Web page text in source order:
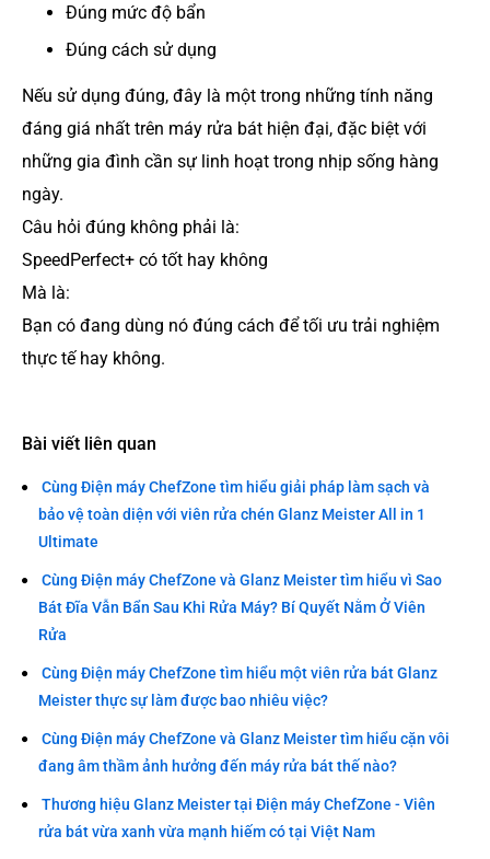
Đúng mức độ bẩn
Đúng cách sử dụng
Nếu sử dụng đúng, đây là một trong những tính năng
đáng giá nhất trên máy rửa bát hiện đại, đặc biệt với
những gia đình cần sự linh hoạt trong nhịp sống hàng
ngày.
Câu hỏi đúng không phải là:
SpeedPerfect+ có tốt hay không
Mà là:
Bạn có đang dùng nó đúng cách để tối ưu trải nghiệm
thực tế hay không.
Bài viết liên quan
Cùng Điện máy ChefZone tìm hiểu giải pháp làm sạch và
bảo vệ toàn diện với viên rửa chén Glanz Meister All in 1
Ultimate
Cùng Điện máy ChefZone và Glanz Meister tìm hiểu vì Sao
Bát Đĩa Vẫn Bẩn Sau Khi Rửa Máy? Bí Quyết Nằm Ở Viên
Rửa
Cùng Điện máy ChefZone tìm hiểu một viên rửa bát Glanz
Meister thực sự làm được bao nhiêu việc?
Cùng Điện máy ChefZone và Glanz Meister tìm hiểu cặn vôi
đang âm thầm ảnh hưởng đến máy rửa bát thế nào?
Thương hiệu Glanz Meister tại Điện máy ChefZone - Viên
rửa bát vừa xanh vừa mạnh hiếm có tại Việt Nam